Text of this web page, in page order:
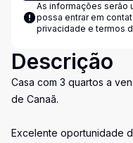
As informações serão
possa entrar em
privacidade e termos
Descrição
Casa com 3 quartos a
de Canaã.
Excelente oportunidade